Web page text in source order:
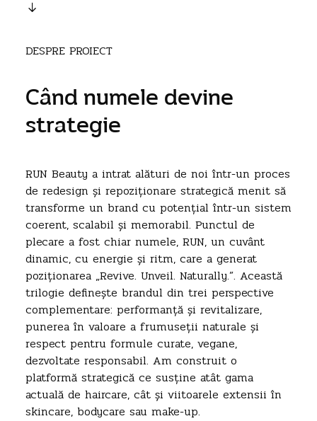
DESPRE PROIECT
Când numele devine
strategie
RUN Beauty a intrat alături de noi într-un proces
de redesign și repoziționare strategică menit să
transforme un brand cu potențial într-un sistem
coerent, scalabil și memorabil. Punctul de
plecare a fost chiar numele, RUN, un cuvânt
dinamic, cu energie și ritm, care a generat
poziționarea „Revive. Unveil. Naturally.”. Această
trilogie definește brandul din trei perspective
complementare: performanță și revitalizare,
punerea în valoare a frumuseții naturale și
respect pentru formule curate, vegane,
dezvoltate responsabil. Am construit o
platformă strategică ce susține atât gama
actuală de haircare, cât și viitoarele extensii în
skincare, bodycare sau make-up.